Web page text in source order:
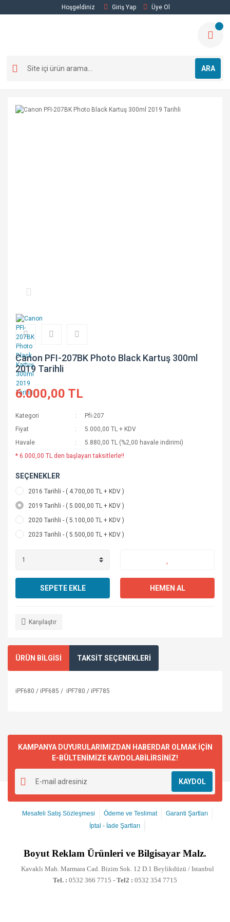
Hoşgeldiniz Giriş Yap Üye Ol
ARA
Canon PFI-207BK Photo Black Kartuş 300ml
2019 Tarihli
6.000,00 TL
Kategori
Pfi-207
Fiyat
5.000,00 TL + KDV
Havale
5.880,00 TL (%2,00 havale indirimi)
* 6.000,00 TL den başlayan taksitlerle!!
SEÇENEKLER
2016 Tarihli - ( 4.700,00 TL + KDV )
2019 Tarihli - ( 5.000,00 TL + KDV )
2020 Tarihli - ( 5.100,00 TL + KDV )
2023 Tarihli - ( 5.500,00 TL + KDV )
SEPETE EKLE HEMEN AL
Karşılaştır
ÜRÜN BİLGİSİ TAKSİT SEÇENEKLERİ
iPF680 / iPF685 / iPF780 / iPF785
KAMPANYA DUYURULARIMIZDAN HABERDAR OLMAK İÇİN
E-BÜLTENİMİZE KAYDOLABİLİRSİNİZ!
KAYDOL
Mesafeli Satış Sözleşmesi Ödeme ve Teslimat
Garanti Şartları
İptal - İade Şartları
Boyut Reklam Ürünleri ve Bilgisayar Malz.
Kavaklı Mah. Marmara Cad. Bizim Sok. 12 D.1 Beylikdüzü / Istanbul
Tel. : 0532 366 7715 - Tel2 : 0532 354 7715